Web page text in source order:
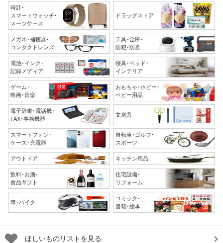
時計･
スマートウォッチ･
スーツケース
ドラッグストア
メガネ･補聴器･
コンタクトレンズ
工具･金庫･
防犯･防災
電池･インク･
記録メディア
寝具･ベッド･
インテリア
ゲーム･
映画･音楽
おもちゃ･ホビー･
ベビー用品
電子辞書･電話機･
FAX･事務機器
文房具
スマートフォン･
ケース･充電器
自転車･ゴルフ･
スポーツ
アウトドア キッチン用品
飲料･お酒･
食品ギフト
住宅設備･
リフォーム
車･バイク
コミック･
書籍･絵本
ほしいものリストを見る